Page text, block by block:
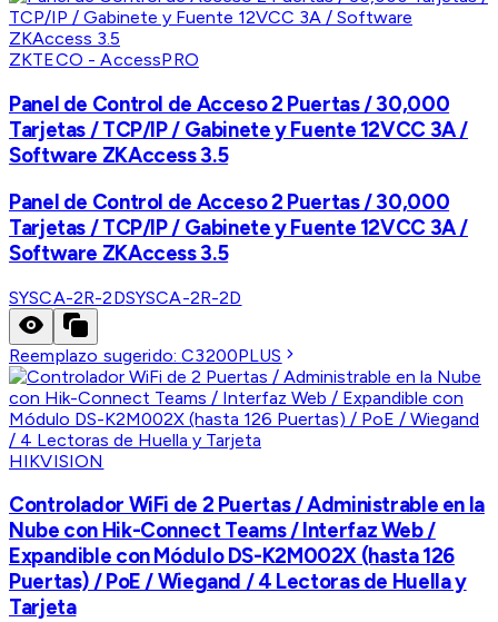
ZKTECO - AccessPRO
Panel de Control de Acceso 2 Puertas / 30,000
Tarjetas / TCP/IP / Gabinete y Fuente 12VCC 3A /
Software ZKAccess 3.5
Panel de Control de Acceso 2 Puertas / 30,000
Tarjetas / TCP/IP / Gabinete y Fuente 12VCC 3A /
Software ZKAccess 3.5
SYSCA-2R-2DSYSCA-2R-2D
Reemplazo sugerido:C3200PLUS
HIKVISION
Controlador WiFi de 2 Puertas / Administrable en la
Nube con Hik-Connect Teams / Interfaz Web /
Expandible con Módulo DS-K2M002X (hasta 126
Puertas) / PoE / Wiegand / 4 Lectoras de Huella y
Tarjeta